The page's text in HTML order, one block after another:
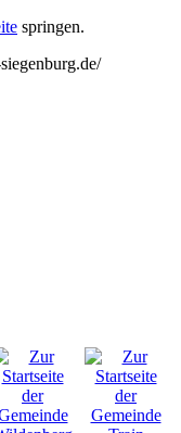
springen.